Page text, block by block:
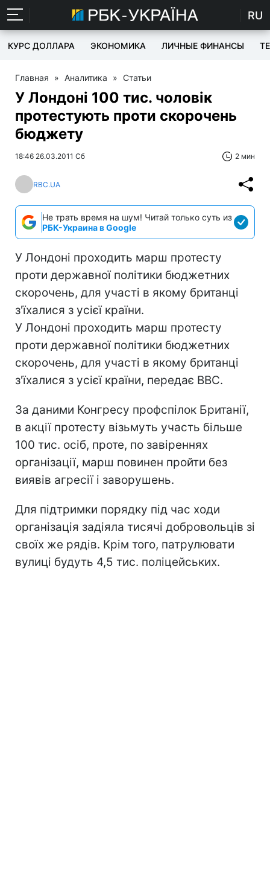
RU
КУРС ДОЛЛАРА ЭКОНОМИКА ЛИЧНЫЕ ФИНАНСЫ
Главная » Аналитика » Статьи
У Лондоні 100 тис. чоловік
протестують проти скорочень
бюджету
18:46 26.03.2011 Сб 2 мин
RBC.UA
Не трать время на шум! Читай только суть из
РБК-Украина в Google
У Лондоні проходить марш протесту
проти державної політики бюджетних
скорочень, для участі в якому британці
з'їхалися з усієї країни.
У Лондоні проходить марш протесту
проти державної політики бюджетних
скорочень, для участі в якому британці
з'їхалися з усієї країни, передає ВВС.
За даними Конгресу профспілок Британії,
в акції протесту візьмуть участь більше
100 тис. осіб, проте, по завіреннях
організації, марш повинен пройти без
виявів агресії і заворушень.
Для підтримки порядку під час ходи
організація задіяла тисячі добровольців зі
своїх же рядів. Крім того, патрулювати
вулиці будуть 4,5 тис. поліцейських.